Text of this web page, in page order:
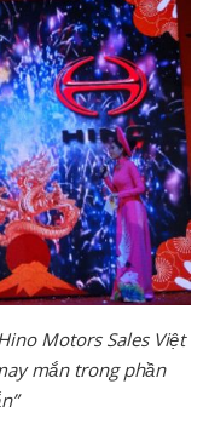
Motors Sales Việt
mắn trong phần